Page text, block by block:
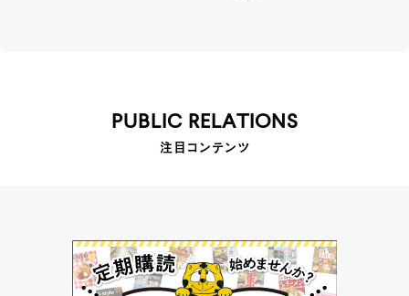
PUBLIC RELATIONS
注目コンテンツ